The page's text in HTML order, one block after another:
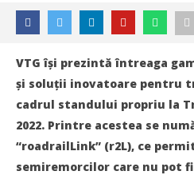
VTG își prezintă întreaga
și soluții inovatoare pentru
cadrul standului propriu la
2022. Printre acestea se
“roadrailLink” (r2L), ce
semiremorcilor care nu pot